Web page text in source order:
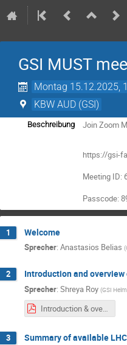
GSI MUST
Montag 15.12.2025,
KBW AUD (GSI)
Beschreibung Join Zoom
https://gsi-
Meeting ID:
Passcode:
1 Welcome
Sprecher: Anastasios Belias (
2 Introduction and overview
Sprecher: Shreya Roy (GSI
Introduction & overview of MUST _ GSI meeting 15 Dec 2025 (1).pdf
3 Summary of available